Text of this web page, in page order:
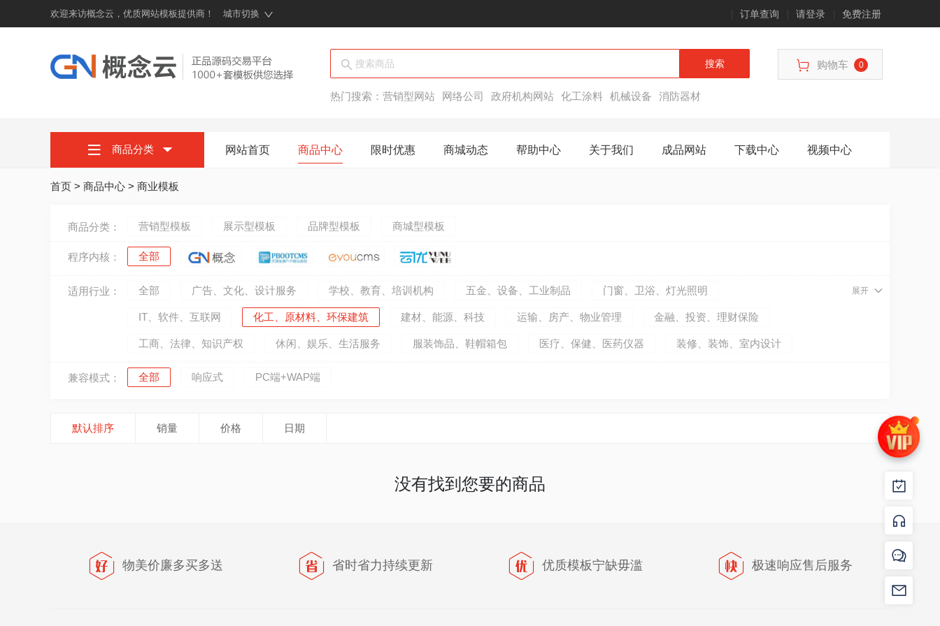
欢迎来访概念云，优质网站模板提供商！ 城市切换 订单查询 请登录 免费注册
搜索
热门搜索： 营销型网站 网络公司 政府机构网站 化工涂料 机械设备 消防器材
购物车 0
商品分类 网站首页 商品中心 限时优惠 商城动态 帮助中心 关于我们 成品网站 下载中心 视频中心
首页 > 商品中心 > 商业模板
商品分类： 营销型模板 展示型模板 品牌型模板 商城型模板
程序内核： 全部
适用行业： 全部 广告、文化、设计服务 学校、教育、培训机构 五金、设备、工业制品 门窗、卫浴、灯光照明
IT、软件、互联网 化工、原材料、环保建筑 建材、能源、科技 运输、房产、物业管理 金融、投资、理财保险
工商、法律、知识产权 休闲、娱乐、生活服务 服装饰品、鞋帽箱包 医疗、保健、医药仪器 装修、装饰、室内设计
摄影、婚礼、婚庆策划 数码、家具、家居百货
其他行业
展开
兼容模式： 全部 响应式 PC端+WAP端
默认排序 销量 价格 日期
没有找到您要的商品
物美价廉多买多送 省时省力持续更新 优质模板宁缺毋滥 极速响应售后服务